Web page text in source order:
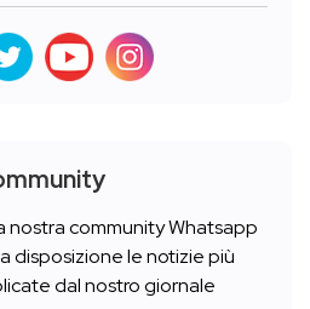
nostra community Whatsapp
disposizione le notizie più
dal nostro giornale